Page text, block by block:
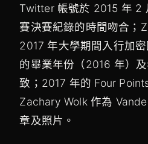
Twitter 帳號於 2015 年 2
賽決賽紀錄的時間吻合；
2017 年大學期間入行加
的畢業年份（2016 年）
致；2017 年的 Four
Zachary Wolk 作為
章及照片。